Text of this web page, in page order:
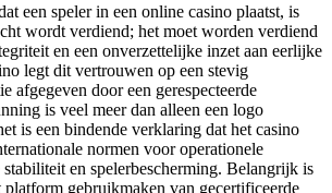
een speler in een online casino plaatst, is
wordt verdiend; het moet worden verdiend
en een onverzettelijke inzet aan eerlijke
legt dit vertrouwen op een stevig
afgegeven door een gerespecteerde
is veel meer dan alleen een logo
is een bindende verklaring dat het casino
normen voor operationele
en spelerbescherming. Belangrijk is
platform gebruikmaken van gecertificeerde